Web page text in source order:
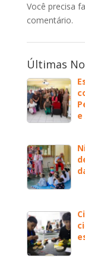
Você precisa
comentário.
Últimas
e